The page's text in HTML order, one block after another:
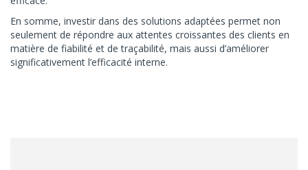
En somme, investir dans des solutions adaptées permet non
seulement de répondre aux attentes croissantes des clients en
matière de fiabilité et de traçabilité, mais aussi d’améliorer
significativement l’efficacité interne.